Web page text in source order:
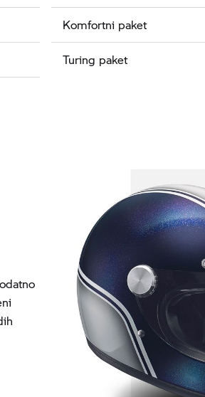
Komfortni paket
Turing paket